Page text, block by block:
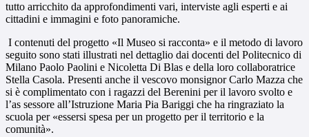
tutto arricchito da approfondimenti vari, interviste agli esperti e ai
cittadini e immagini e foto panoramiche.
I contenuti del progetto «Il Museo si racconta» e il metodo di lavoro
seguito sono stati illustrati nel dettaglio dai docenti del Politecnico di
Milano Paolo Paolini e Nicoletta Di Blas e della loro collaboratrice
Stella Casola. Presenti anche il vescovo monsignor Carlo Mazza che
si è complimentato con i ragazzi del Berenini per il lavoro svolto e
l’as sessore all’Istruzione Maria Pia Bariggi che ha ringraziato la
scuola per «essersi spesa per un progetto per il territorio e la
comunità».